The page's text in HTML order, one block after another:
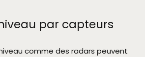
par capteurs
comme des radars peuvent